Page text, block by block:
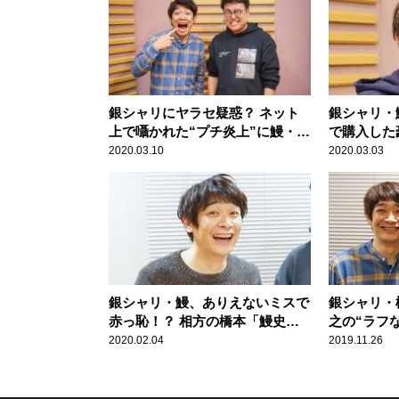
銀シャリにヤラセ疑惑？ ネット
上で囁かれた“プチ炎上”に鰻・橋
本が弁明
2020.03.10
銀シャリ
で購入し
2020.03.03
銀シャリ・鰻、ありえないミスで
赤っ恥！？ 相方の橋本「鰻史上
一番おもろい話」
2020.02.04
銀シャリ
之の“ラフ
い」
2019.11.26